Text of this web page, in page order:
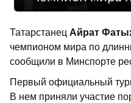
Татарстанец Айрат
чемпионом мира по
сообщили в Минспорте
Первый официальный
В нем приняли участие